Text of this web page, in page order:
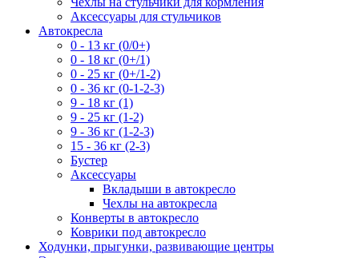
Аксессуары для стульчиков
Автокресла
0 - 13 кг (0/0+)
0 - 18 кг (0+/1)
0 - 25 кг (0+/1-2)
0 - 36 кг (0-1-2-3)
9 - 18 кг (1)
9 - 25 кг (1-2)
9 - 36 кг (1-2-3)
15 - 36 кг (2-3)
Бустер
Аксессуары
Вкладыши в автокресло
Чехлы на автокресла
Конверты в автокресло
Коврики под автокресло
Ходунки, прыгунки, развивающие центры